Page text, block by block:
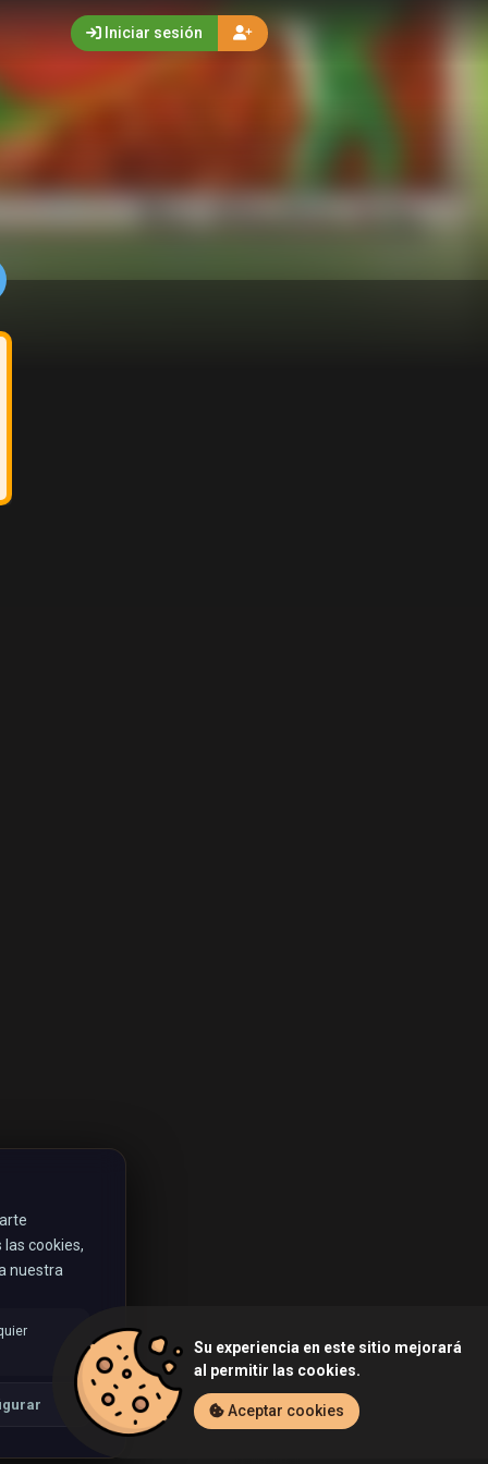
Iniciar sesión
cookies,
nuestra
Su experiencia en este sitio mejorará
al permitir las cookies.
Aceptar cookies